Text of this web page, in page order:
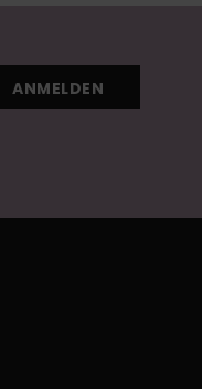
ANMELDEN